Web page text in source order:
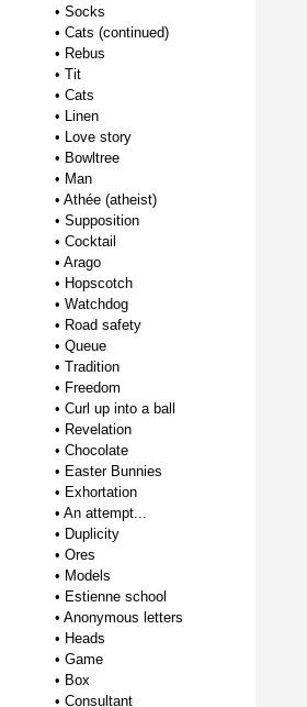
• Socks
• Cats (continued)
• Rebus
• Tit
• Cats
• Linen
• Love story
• Bowltree
• Man
• Athée (atheist)
• Supposition
• Cocktail
• Arago
• Hopscotch
• Watchdog
• Road safety
• Queue
• Tradition
• Freedom
• Curl up into a ball
• Revelation
• Chocolate
• Easter Bunnies
• Exhortation
• An attempt...
• Duplicity
• Ores
• Models
• Estienne school
• Anonymous letters
• Heads
• Game
• Box
• Consultant